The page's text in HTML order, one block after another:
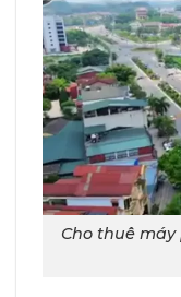
Cho thuê